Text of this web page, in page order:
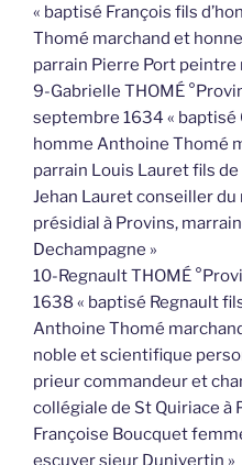
« baptisé François fils
Thomé marchand et
parrain Pierre Port peintre
9-Gabrielle THOMÉ
septembre 1634 « baptisé
homme Anthoine Thomé
parrain Louis Lauret fils
Jehan Lauret conseiller du
présidial à Provins,
Dechampagne »
10-Regnault THOMÉ
1638 « baptisé Regnault
Anthoine Thomé
noble et scientifique
prieur commandeur et
collégiale de St Quiriace à
Françoise Boucquet
escuyer sieur Dunivertin »